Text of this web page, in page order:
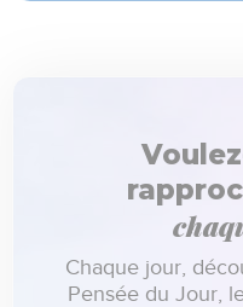
Chaque jour,
Pensée du Jour,